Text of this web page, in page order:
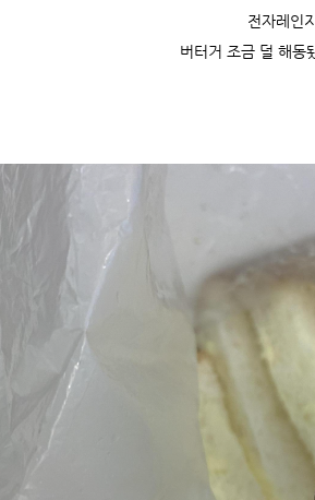
전자레인
버터거 조금 덜 해동